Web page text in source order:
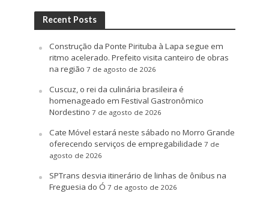
Recent Posts
Construção da Ponte Pirituba à Lapa segue em
ritmo acelerado. Prefeito visita canteiro de obras
na região 7 de agosto de 2026
Cuscuz, o rei da culinária brasileira é
homenageado em Festival Gastronômico
Nordestino 7 de agosto de 2026
Cate Móvel estará neste sábado no Morro Grande
oferecendo serviços de empregabilidade 7 de
agosto de 2026
SPTrans desvia itinerário de linhas de ônibus na
Freguesia do Ó 7 de agosto de 2026